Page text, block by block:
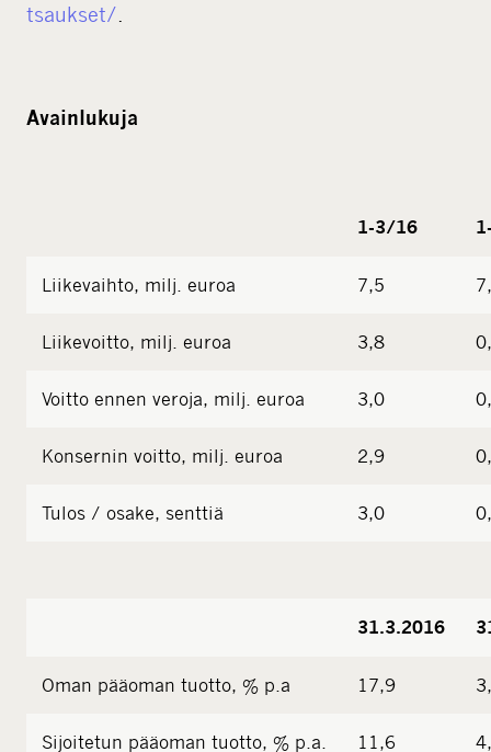
tsaukset/
Avainlukuja
1-3/16
Liikevaihto, milj. euroa 7,5
Liikevoitto, milj. euroa 3,8
Voitto ennen veroja, milj. euroa 3,0
Konsernin voitto, milj. euroa 2,9
Tulos / osake, senttiä 3,0
31.3.2016
Oman pääoman tuotto, % p.a 17,9
Sijoitetun pääoman tuotto, % p.a. 11,6